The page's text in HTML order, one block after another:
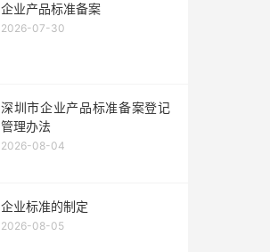
企业产品标准备案
2026-07-30
深圳市企业产品标准备案登记
管理办法
2026-08-04
企业标准的制定
2026-08-05